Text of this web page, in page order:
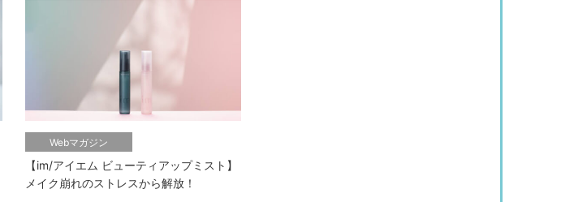
Webマガジン
【im/アイエム ビューティアップミスト】
メイク崩れのストレスから解放！